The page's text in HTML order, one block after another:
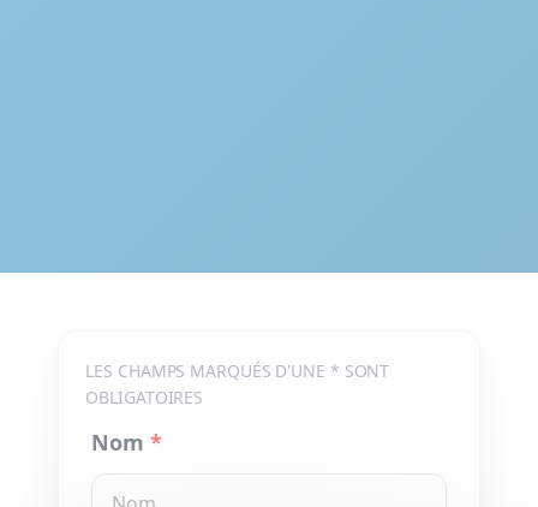
LES CHAMPS MARQUÉS D'UNE * SONT
OBLIGATOIRES
Nom *